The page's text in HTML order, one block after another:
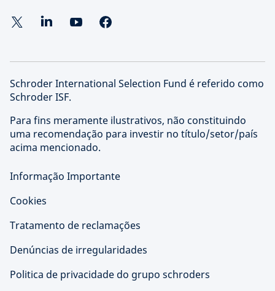
Schroder International Selection Fund é referido como
Schroder ISF.
Para fins meramente ilustrativos, não constituindo
uma recomendação para investir no título/setor/país
acima mencionado.
Informação Importante
Cookies
Tratamento de reclamações
Denúncias de irregularidades
Politica de privacidade do grupo schroders